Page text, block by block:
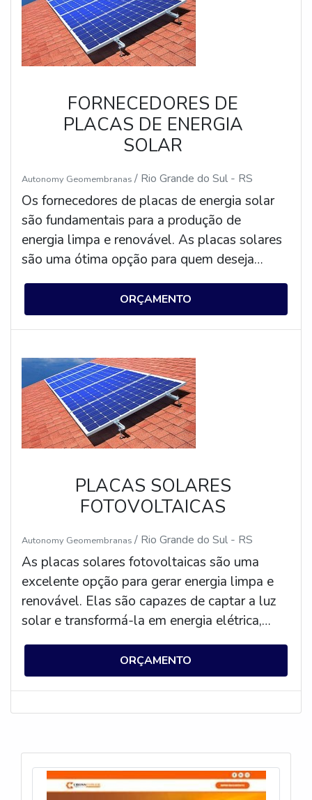
solar fotovoltaico para o solo é a solução
ideal para quem deseja aproveitar a energia
solar de forma segura e eficiente.
FORNECEDORES DE
PLACAS DE ENERGIA
SOLAR
Autonomy Geomembranas / Rio Grande do Sul - RS
Os fornecedores de placas de energia solar
são fundamentais para a produção de
energia limpa e renovável. As placas solares
são uma ótima opção para quem deseja
economizar na conta de luz e contribuir para
o meio ambiente. Os fornecedores de placas
de energia solar oferecem diversos modelos
preços, para atender às necessidades de
cada cliente. Além disso, eles também
oferecem serviços de instalação e
manutenção para garantir que as placas
funcionem corretamente.
ORÇAMENTO
PLACAS SOLARES
FOTOVOLTAICAS
Autonomy Geomembranas / Rio Grande do Sul - RS
As placas solares fotovoltaicas são uma
excelente opção para gerar energia limpa e
renovável. Elas são capazes de captar a luz
solar e transformá-la em energia elétrica,
que pode ser usada para alimentar
residências, empresas e outros locais. Além
disso, as placas solares fotovoltaicas são
poluentes. Elas também são uma ótima
pois a energia solar é gratuita.
ORÇAMENTO